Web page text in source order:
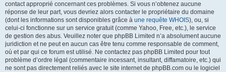
contact approprié concernant ces problèmes. Si vous n’obtenez aucune
réponse de leur part, vous devriez alors contacter le propriétaire du domaine
(dont les informations sont disponibles grâce à une requête WHOIS), ou, si
celui-ci fonctionne sur un service gratuit (comme Yahoo, Free, etc.), le service
de gestion des abus. Veuillez noter que phpBB Limited n’a absolument aucune
juridiction et ne peut en aucun cas être tenu comme responsable de comment,
où et par qui ce forum est utilisé. Ne contactez pas phpBB Limited pour tout
problème d’ordre légal (commentaire incessant, insultant, diffamatoire, etc.) qui
ne sont pas directement reliés avec le site internet de phpBB.com ou le logiciel